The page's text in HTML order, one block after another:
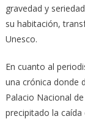
gravedad y
su habitación,
Unesco.
En cuanto al
una crónica donde
Palacio Nacional
precipitado la